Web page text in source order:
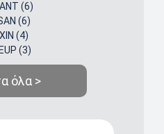
(6)
(6)
(4)
(3)
όλα >